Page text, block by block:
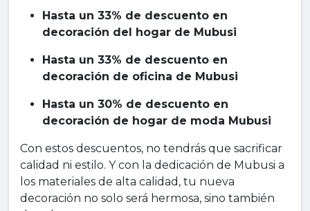
Hasta un 33% de descuento en
decoración del hogar de Mubusi
Hasta un 33% de descuento en
decoración de oficina de Mubusi
Hasta un 30% de descuento en
decoración de hogar de moda Mubusi
Con estos descuentos, no tendrás que sacrificar
calidad ni estilo. Y con la dedicación de Mubusi a
los materiales de alta calidad, tu nueva
decoración no solo será hermosa, sino también